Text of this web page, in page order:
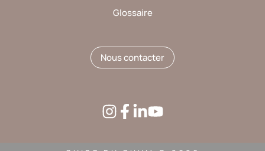
Glossaire
Nous contacter